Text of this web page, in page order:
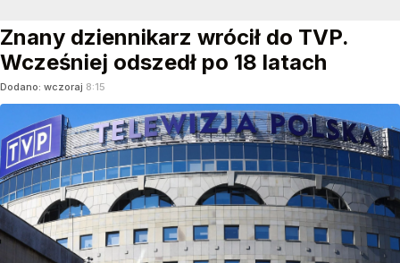
Znany dziennikarz wrócił do TVP.
Wcześniej odszedł po 18 latach
Dodano: wczoraj 8:15